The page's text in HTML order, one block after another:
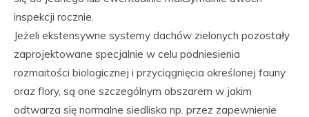
inspekcji rocznie.
Jeżeli ekstensywne systemy dachów zielonych pozostały
zaprojektowane specjalnie w celu podniesienia
rozmaitości biologicznej i przyciągnięcia określonej fauny
oraz flory, są one szczególnym obszarem w jakim
odtwarza się normalne siedliska np. przez zapewnienie